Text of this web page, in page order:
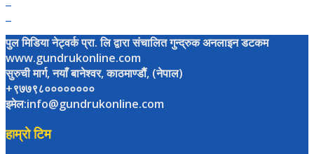
पुल मिडिया नेट्वर्क प्रा. लि द्वारा संचालित गुन्द्रुक अनलाइन डटकम
www.gundrukonline.com
सुरुची मार्ग, नयाँ बानेश्वर, काठमाण्डौैं, (नेपाल)
+९७७९८००००००००
इमेल:info@gundrukonline.com
हाम्रो टिम